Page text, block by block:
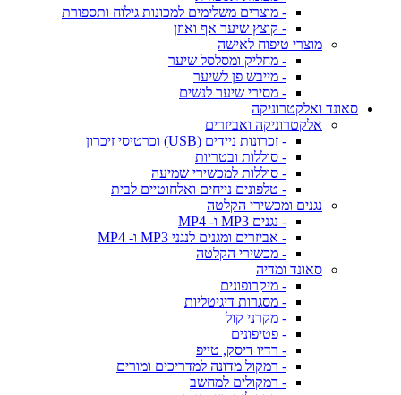
- מוצרים משלימים למכונות גילוח ותספורת
- קוצץ שיער אף ואוזן
מוצרי טיפוח לאישה
- מחליק ומסלסל שיער
- מייבש פן לשיער
- מסירי שיער לנשים
סאונד ואלקטרוניקה
אלקטרוניקה ואביזרים
- זכרונות ניידים (USB) וכרטיסי זיכרון
- סוללות ובטריות
- סוללות למכשירי שמיעה
- טלפונים נייחים ואלחוטיים לבית
נגנים ומכשירי הקלטה
- נגנים MP3 ו- MP4
- אביזרים ומגנים לנגני MP3 ו- MP4
- מכשירי הקלטה
סאונד ומדיה
- מיקרופונים
- מסגרות דיגיטליות
- מקרני קול
- פטיפונים
- רדיו דיסק, טייפ
- רמקול מדונה למדריכים ומורים
- רמקולים למחשב